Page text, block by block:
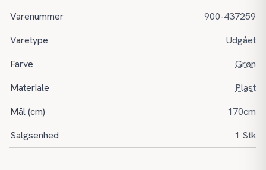
Varenummer
900-437259
Varetype
Udgået
Farve
Grøn
Materiale
Plast
Mål (cm)
170cm
Salgsenhed
1 Stk